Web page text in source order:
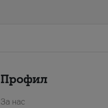
Профил
За нас